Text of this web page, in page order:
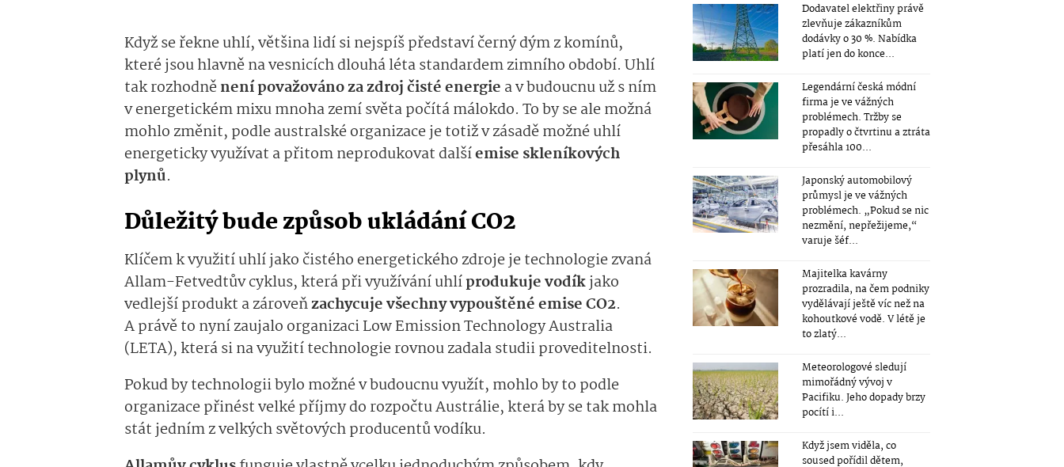
Když se řekne uhlí, většina lidí si nejspíš představí černý dým z komínů,
které jsou hlavně na vesnicích dlouhá léta standardem zimního období. Uhlí
tak rozhodněnení považováno za zdroj čisté energie a v budoucnu už s ním
v energetickém mixu mnoha zemí světa počítá málokdo. To by se ale možná
mohlo změnit, podle australské organizace je totiž v zásadě možné uhlí
energeticky využívat a přitom neprodukovat dalšíemise skleníkových
plynů.
Důležitý bude způsob ukládání CO2
Klíčem k využití uhlí jako čistého energetického zdroje je technologie zvaná
Allam-Fetvedtův cyklus, která při využívání uhlíprodukuje vodíkjako
vedlejší produkt a zároveňzachycuje všechny vypouštěné emise CO2.
A právě to nyní zaujalo organizaci Low Emission Technology Australia
(LETA), která si na využití technologie rovnou zadala studii proveditelnosti.
Pokud by technologii bylo možné v budoucnu využít, mohlo by to podle
organizace přinést velké příjmy do rozpočtu Austrálie, která by se tak mohla
stát jedním z velkých světových producentů vodíku.
Dodavatel elektřiny právě
zlevňuje zákazníkům
dodávky o 30 %. Nabídka
platí jen do konce...
Legendární česká módní
firma je ve vážných
problémech. Tržby se
propadly o čtvrtinu a ztráta
přesáhla 100...
Japonský automobilový
průmysl je ve vážných
problémech. „Pokud se nic
nezmění, nepřežijeme,“
varuje šéf...
Majitelka kavárny
prozradila, na čem podniky
vydělávají ještě víc než na
kohoutkové vodě. V létě je
to zlatý...
Meteorologové sledují
mimořádný vývoj v
Pacifiku. Jeho dopady brzy
pocítí i...
Když jsem viděla, co
soused pořídil dětem,